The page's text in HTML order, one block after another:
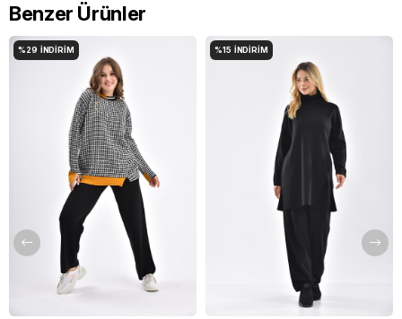
Benzer Ürünler
%29 İNDIRIM %15 İNDIRIM